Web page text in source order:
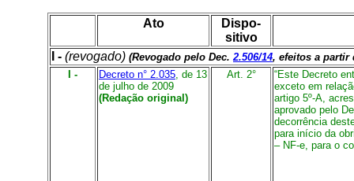
Ato
Dispo-
sitivo
I - (revogado) (Revogado pelo Dec.2.506/14, efeitos a partir
I -
Decreto n° 2.035, de 13
de julho de 2009
(Redação original)
Art. 2°
“Este Decreto
exceto em
artigo 5º-A,
aprovado pelo
decorrência
para início da
– NF-e, para o